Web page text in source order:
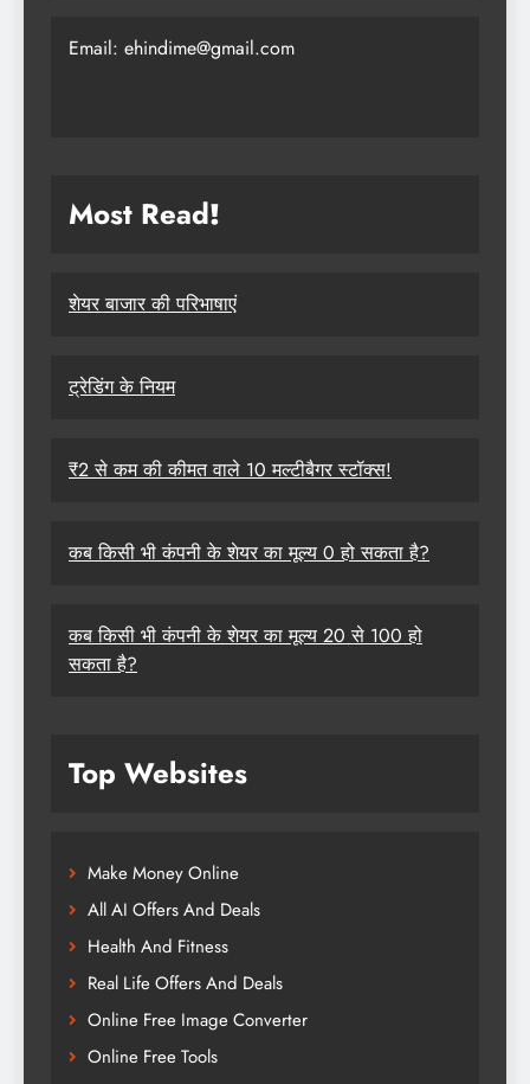
Email: ehindime@gmail.com
Most Read!
शेयर बाजार की परिभाषाएं
ट्रेडिंग के नियम
₹2 से कम की कीमत वाले 10 मल्टीबैगर स्टॉक्स!
कब किसी भी कंपनी के शेयर का मूल्य 0 हो सकता है?
कब किसी भी कंपनी के शेयर का मूल्य 20 से 100 हो
सकता है?
Top Websites
Make Money Online
All AI Offers And Deals
Health And Fitness
Real Life Offers And Deals
Online Free Image Converter
Online Free Tools